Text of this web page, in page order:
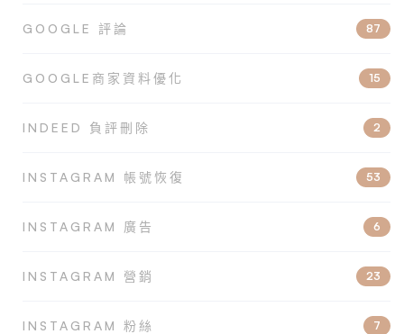
GOOGLE 評論 87
GOOGLE商家資料優化 15
INDEED 負評刪除 2
INSTAGRAM 帳號恢復 53
INSTAGRAM 廣告 6
INSTAGRAM 營銷 23
INSTAGRAM 粉絲 7